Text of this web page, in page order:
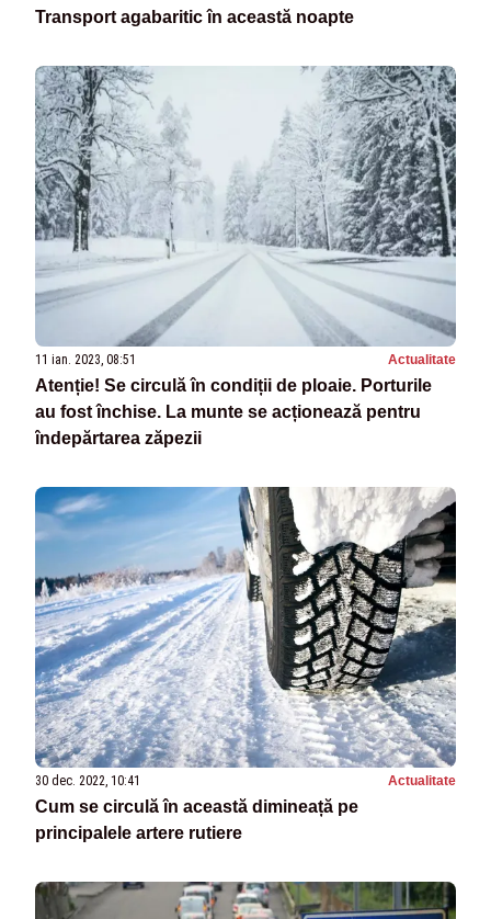
Transport agabaritic în această noapte
11 ian. 2023, 08:51 Actualitate
Atenție! Se circulă în condiții de ploaie. Porturile
au fost închise. La munte se acționează pentru
îndepărtarea zăpezii
30 dec. 2022, 10:41 Actualitate
Cum se circulă în această dimineață pe
principalele artere rutiere